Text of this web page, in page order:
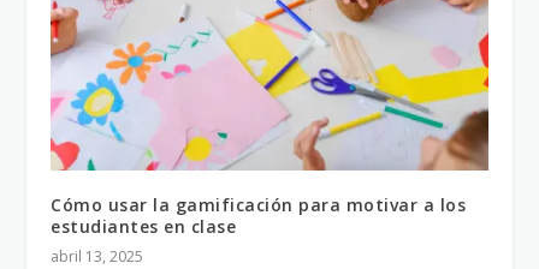
Cómo usar la gamificación para motivar a los
estudiantes en clase
abril 13, 2025